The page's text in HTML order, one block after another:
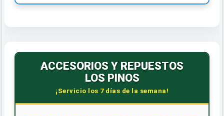
ACCESORIOS Y REPUESTOS
LOS PINOS
¡Servicio los 7 días de la semana!